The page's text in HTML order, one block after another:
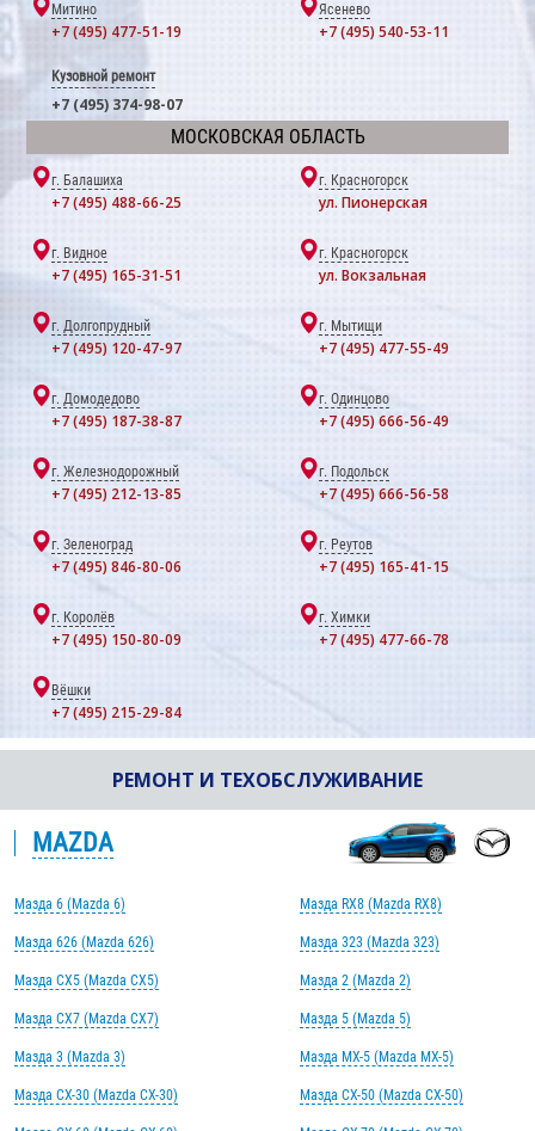
Митино
+7 (495) 477-51-19
Ясенево
+7 (495) 540-53-11
Кузовной ремонт
+7 (495) 374-98-07
МОСКОВСКАЯ ОБЛАСТЬ
г. Балашиха
+7 (495) 488-66-25
г. Красногорск
ул. Пионерская
г. Видное
+7 (495) 165-31-51
г. Красногорск
ул. Вокзальная
г. Долгопрудный
+7 (495) 120-47-97
г. Мытищи
+7 (495) 477-55-49
г. Домодедово
+7 (495) 187-38-87
г. Одинцово
+7 (495) 666-56-49
г. Железнодорожный
+7 (495) 212-13-85
г. Подольск
+7 (495) 666-56-58
г. Зеленоград
+7 (495) 846-80-06
г. Реутов
+7 (495) 165-41-15
г. Королёв
+7 (495) 150-80-09
г. Химки
+7 (495) 477-66-78
Вёшки
+7 (495) 215-29-84
РЕМОНТ И ТЕХОБСЛУЖИВАНИЕ
MAZDA
Мазда 6 (Mazda 6)
Мазда 626 (Mazda 626)
Мазда CX5 (Mazda CX5)
Мазда CX7 (Mazda CX7)
Мазда 3 (Mazda 3)
Мазда CX-30 (Mazda CX-30)
Мазда RX8 (Mazda RX8)
Мазда 323 (Mazda 323)
Мазда 2 (Mazda 2)
Мазда 5 (Mazda 5)
Мазда MX-5 (Mazda MX-5)
Мазда CX-50 (Mazda CX-50)